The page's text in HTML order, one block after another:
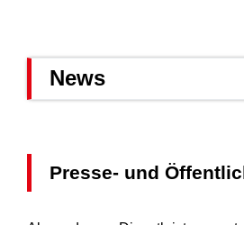
News
Presse- und